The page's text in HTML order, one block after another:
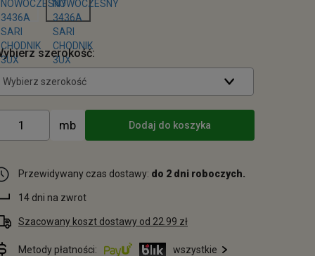
szerokość:
Wybierz szerokość
Dodaj do koszyka
Przewidywany czas dostawy: do 2 dni roboczych.
14 dni na zwrot
Szacowany koszt dostawy od 22.99 zł
Metody płatności: wszystkie